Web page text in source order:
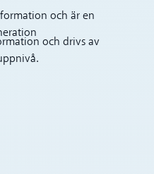
och är en
och drivs av